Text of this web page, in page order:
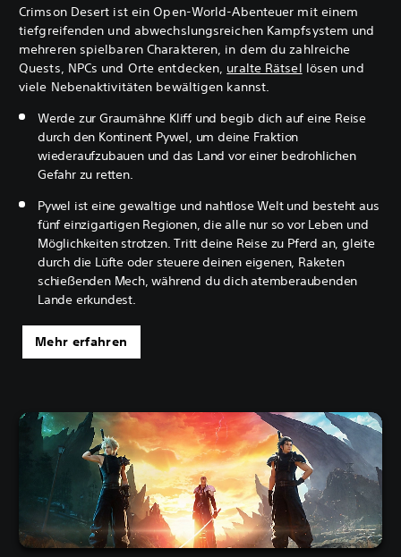
Crimson Desert ist ein Open-World-Abenteuer mit einem
tiefgreifenden und abwechslungsreichen Kampfsystem und
mehreren spielbaren Charakteren, in dem du zahlreiche
Quests, NPCs und Orte entdecken, uralte Rätsel lösen und
viele Nebenaktivitäten bewältigen kannst.
Werde zur Graumähne Kliff und begib dich auf eine Reise
durch den Kontinent Pywel, um deine Fraktion
wiederaufzubauen und das Land vor einer bedrohlichen
Gefahr zu retten.
Pywel ist eine gewaltige und nahtlose Welt und besteht aus
fünf einzigartigen Regionen, die alle nur so vor Leben und
Möglichkeiten strotzen. Tritt deine Reise zu Pferd an, gleite
durch die Lüfte oder steuere deinen eigenen, Raketen
schießenden Mech, während du dich atemberaubenden
Lande erkundest.
Mehr erfahren